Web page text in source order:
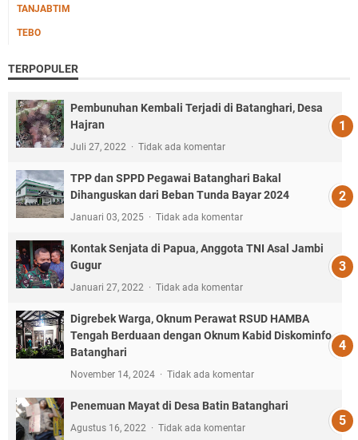
TANJABTIM
TEBO
TERPOPULER
Pembunuhan Kembali Terjadi di Batanghari, Desa
Hajran
Juli 27, 2022 Tidak ada komentar
TPP dan SPPD Pegawai Batanghari Bakal
Dihanguskan dari Beban Tunda Bayar 2024
Januari 03, 2025 Tidak ada komentar
Kontak Senjata di Papua, Anggota TNI Asal Jambi
Gugur
Januari 27, 2022 Tidak ada komentar
Digrebek Warga, Oknum Perawat RSUD HAMBA
Tengah Berduaan dengan Oknum Kabid Diskominfo
Batanghari
November 14, 2024 Tidak ada komentar
Penemuan Mayat di Desa Batin Batanghari
Agustus 16, 2022 Tidak ada komentar